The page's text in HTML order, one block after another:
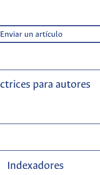
Enviar un artículo
para autores
Indexadores